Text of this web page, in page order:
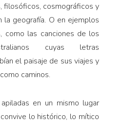
filosóficos, cosmográficos y
la geografía. O en ejemplos
como las canciones de los
cuyas letras
el paisaje de sus viajes y
caminos.
en un mismo lugar
lo histórico, lo mítico